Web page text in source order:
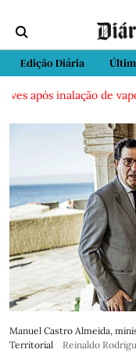
Edição Diária
inalação de
Manuel Castro Almeida,
Territorial
Reinaldo